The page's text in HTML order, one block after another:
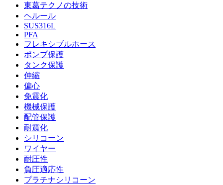
東葛テクノの技術
ヘルール
SUS316L
PFA
フレキシブルホース
ポンプ保護
タンク保護
伸縮
偏心
免震化
機械保護
配管保護
耐震化
シリコーン
ワイヤー
耐圧性
負圧適応性
プラチナシリコーン